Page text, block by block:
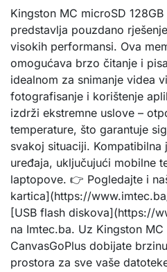
Kingston MC microSD 128GB
predstavlja pouzdano
visokih performansi. Ova
omogućava brzo čitanje i
idealnom za snimanje videa
fotografisanje i korištenje
izdrži ekstremne uslove –
temperature, što garantuje
svakoj situaciji. Kompatibilna
uređaja, uključujući mobilne
laptopove. 👉 Pogledajte i
kartica](https://
[USB flash diskova](https://
na Imtec.ba. Uz Kingston MC
CanvasGoPlus dobijate
prostora za sve vaše